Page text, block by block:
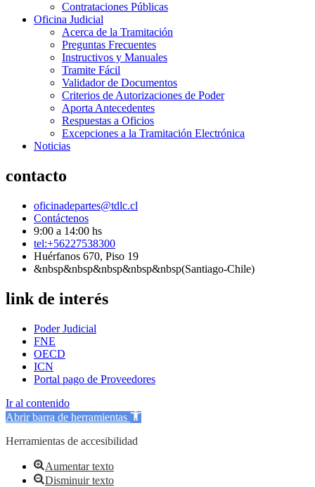
Contrataciones Públicas
Oficina Judicial
Acerca de la Tramitación
Preguntas Frecuentes
Instructivos y Manuales
Tramite Fácil
Validador de Documentos
Criterios de Autorizaciones de Poder
Aporta Antecedentes
Respuestas a Oficios
Excepciones a la Tramitación Electrónica
Noticias
contacto
oficinadepartes@tdlc.cl
Contáctenos
9:00 a 14:00 hs
tel:+56227538300
Huérfanos 670, Piso 19
&nbsp&nbsp&nbsp&nbsp&nbsp(Santiago-Chile)
link de interés
Poder Judicial
FNE
OECD
ICN
Portal pago de Proveedores
Ir al contenido
Abrir barra de herramientas
Herramientas de accesibilidad
Aumentar texto
Disminuir texto